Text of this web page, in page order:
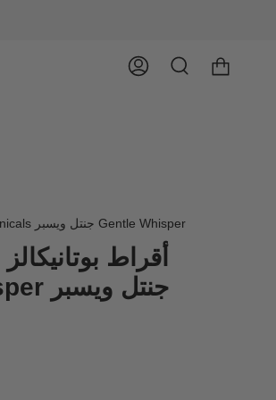
حساب يبحث
أقراط بوتانيكالز Botanicals جنتل ويسبر Gentle Whisper
جنتل ويسبر Gentle Whisper